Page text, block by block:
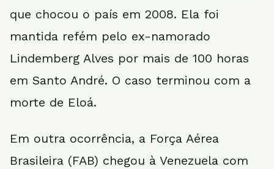
que chocou o país em 2008. Ela foi
mantida refém pelo ex-namorado
Lindemberg Alves por mais de 100 horas
em Santo André. O caso terminou com a
morte de Eloá.
Em outra ocorrência, a Força Aérea
Brasileira (FAB) chegou à Venezuela com